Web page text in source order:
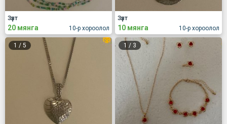
10-р хороолол
Зүүлт
20 мянга 10-р хороолол
Зүүлт
10 мянга
1 / 5 1 / 3